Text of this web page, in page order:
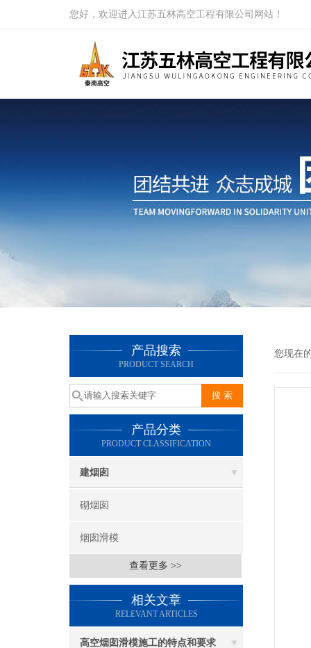
您好，欢迎进入江苏五林高空工程有限公司网站！
产品搜索
PRODUCT SEARCH
产品分类
PRODUCT CLASSIFICATION
建烟囱
砌烟囱
烟囱滑模
查看更多 >>
相关文章
RELEVANT ARTICLES
高空烟囱滑模施工的特点和要求
您现在